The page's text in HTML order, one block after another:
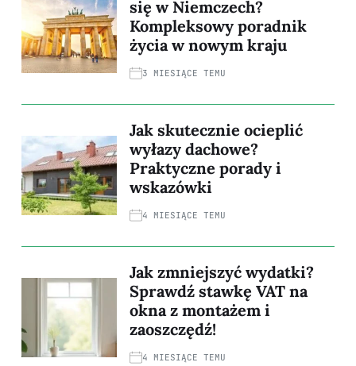
się w Niemczech?
Kompleksowy poradnik
życia w nowym kraju
3 MIESIĄCE TEMU
Jak skutecznie ocieplić
wyłazy dachowe?
Praktyczne porady i
wskazówki
4 MIESIĄCE TEMU
Jak zmniejszyć wydatki?
Sprawdź stawkę VAT na
okna z montażem i
zaoszczędź!
4 MIESIĄCE TEMU